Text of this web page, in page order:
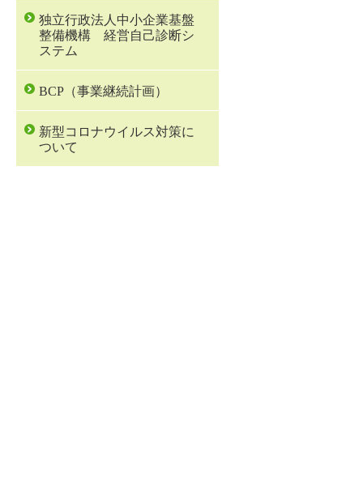
独立行政法人中小企業基盤
整備機構 経営自己診断シ
ステム
BCP（事業継続計画）
新型コロナウイルス対策に
ついて